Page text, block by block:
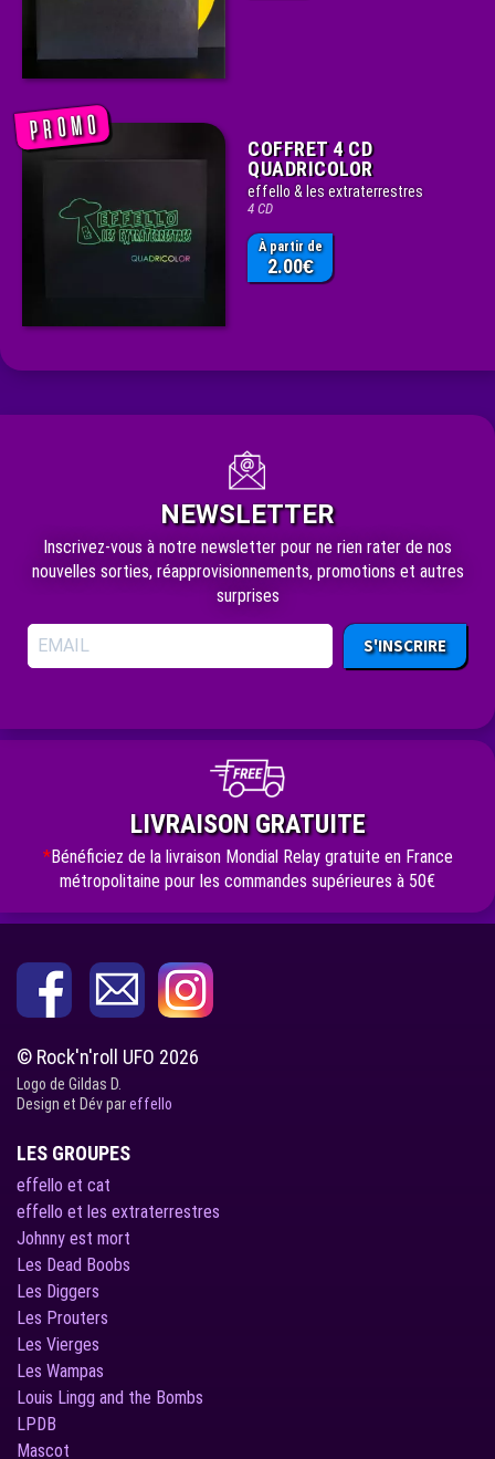
COFFRET 4 CD
QUADRICOLOR
effello & les extraterrestres
4 CD
À partir de
2.00€
NEWSLETTER
Inscrivez-vous à notre newsletter pour ne rien rater de nos
nouvelles sorties, réapprovisionnements, promotions et autres
surprises
S'INSCRIRE
LIVRAISON GRATUITE
*Bénéficiez de la livraison Mondial Relay gratuite en France
métropolitaine pour les commandes supérieures à 50€
© Rock'n'roll UFO 2026
Logo de Gildas D.
Design et Dév pareffello
LES GROUPES
effello et cat
effello et les extraterrestres
Johnny est mort
Les Dead Boobs
Les Diggers
Les Prouters
Les Vierges
Les Wampas
Louis Lingg and the Bombs
LPDB
Mascot